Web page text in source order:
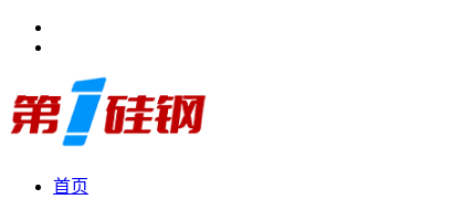
首页